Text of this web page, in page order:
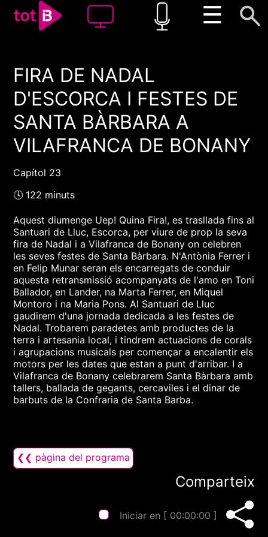
☰
00:00 00:00
1x
FIRA DE NADAL
D'ESCORCA I FESTES DE
SANTA BÀRBARA A
VILAFRANCA DE BONANY
Capítol 23
🕓 122 minuts
Aquest diumenge Uep! Quina Fira!, es trasllada fins al
Santuari de Lluc, Escorca, per viure de prop la seva
fira de Nadal i a Vilafranca de Bonany on celebren
les seves festes de Santa Bàrbara. N'Antònia Ferrer i
en Felip Munar seran els encarregats de conduir
aquesta retransmissió acompanyats de l'amo en Toni
Ballador, en Lander, na Marta Ferrer, en Miquel
Montoro i na Maria Pons. Al Santuari de Lluc
gaudirem d'una jornada dedicada a les festes de
Nadal. Trobarem paradetes amb productes de la
terra i artesania local, i tindrem actuacions de corals
i agrupacions musicals per començar a encalentir els
motors per les dates que estan a punt d'arribar. I a
Vilafranca de Bonany celebrarem Santa Bàrbara amb
tallers, ballada de gegants, cercaviles i el dinar de
barbuts de la Confraria de Santa Barba.
❮❮ pàgina del programa
Comparteix
Iniciar en [ 00:00:00 ]